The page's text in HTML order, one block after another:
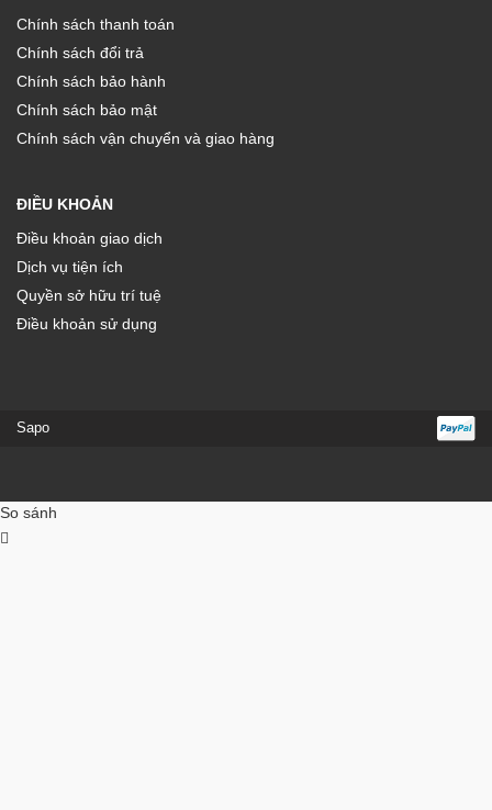
Chính sách thanh toán
Chính sách đổi trả
Chính sách bảo hành
Chính sách bảo mật
Chính sách vận chuyển và giao hàng
ĐIỀU KHOẢN
Điều khoản giao dịch
Dịch vụ tiện ích
Quyền sở hữu trí tuệ
Điều khoản sử dụng
Sapo
So sánh